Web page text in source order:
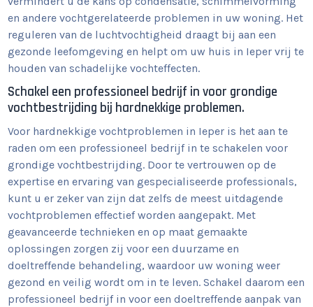
en andere vochtgerelateerde problemen in uw woning. Het
reguleren van de luchtvochtigheid draagt bij aan een
gezonde leefomgeving en helpt om uw huis in Ieper vrij te
houden van schadelijke vochteffecten.
Schakel een professioneel bedrijf in voor grondige
vochtbestrijding bij hardnekkige problemen.
Voor hardnekkige vochtproblemen in Ieper is het aan te
raden om een professioneel bedrijf in te schakelen voor
grondige vochtbestrijding. Door te vertrouwen op de
expertise en ervaring van gespecialiseerde professionals,
kunt u er zeker van zijn dat zelfs de meest uitdagende
vochtproblemen effectief worden aangepakt. Met
geavanceerde technieken en op maat gemaakte
oplossingen zorgen zij voor een duurzame en
doeltreffende behandeling, waardoor uw woning weer
gezond en veilig wordt om in te leven. Schakel daarom een
professioneel bedrijf in voor een doeltreffende aanpak van